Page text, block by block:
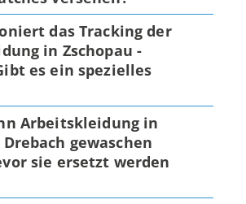
das Tracking der
in Zschopau -
es ein spezielles
Arbeitskleidung in
gewaschen
sie ersetzt werden